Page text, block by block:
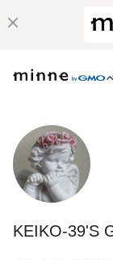
KEIKO-39'S